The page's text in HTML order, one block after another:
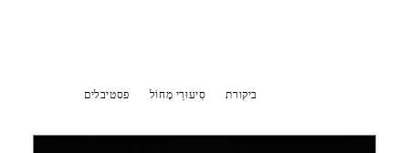
ביקורת סִיעוּרֵי מָחוֹל פסטיבלים